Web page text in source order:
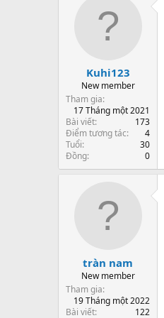
Kuhi123
New member
Tham gia
17 Tháng một 2021
Bài viết
173
Điểm tương tác
4
Tuổi
30
Đồng
0
tràn nam
New member
Tham gia
19 Tháng một 2022
Bài viết
122